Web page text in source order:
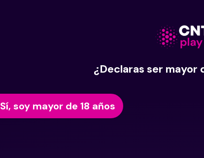
¿Declaras ser mayor
Sí, soy mayor de 18 años